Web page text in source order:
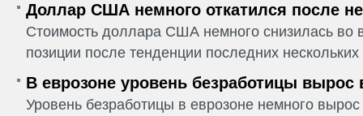
Доллар США немного откатился после
Стоимость доллара США немного снизилась во
позиции после тенденции последних
В еврозоне уровень безработицы вырос
Уровень безработицы в еврозоне немного